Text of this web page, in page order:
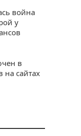
война
у
в
на сайтах